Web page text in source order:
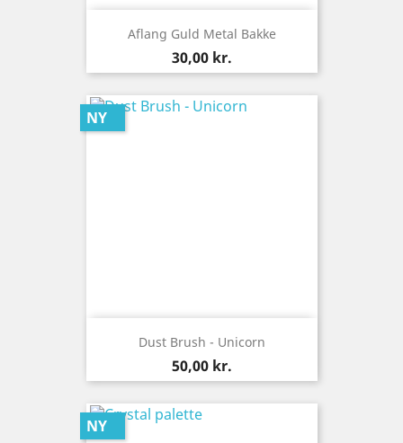
Aflang Guld Metal Bakke
Pris
30,00 kr.
Dust Brush - Unicorn
Pris
50,00 kr.
NY
NY